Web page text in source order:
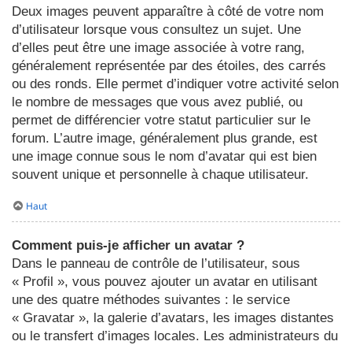
Deux images peuvent apparaître à côté de votre nom
d’utilisateur lorsque vous consultez un sujet. Une
d’elles peut être une image associée à votre rang,
généralement représentée par des étoiles, des carrés
ou des ronds. Elle permet d’indiquer votre activité selon
le nombre de messages que vous avez publié, ou
permet de différencier votre statut particulier sur le
forum. L’autre image, généralement plus grande, est
une image connue sous le nom d’avatar qui est bien
souvent unique et personnelle à chaque utilisateur.
Haut
Comment puis-je afficher un avatar ?
Dans le panneau de contrôle de l’utilisateur, sous
« Profil », vous pouvez ajouter un avatar en utilisant
une des quatre méthodes suivantes : le service
« Gravatar », la galerie d’avatars, les images distantes
ou le transfert d’images locales. Les administrateurs du